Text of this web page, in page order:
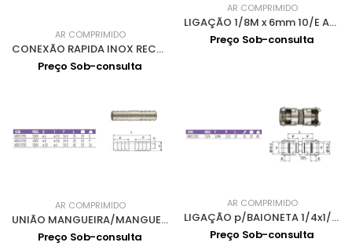
AR COMPRIMIDO
CONEXÃO RAPIDA INOX RECTO 60030
Preço Sob-consulta
AR COMPRIMIDO
LIGAÇÃO 1/8M x 6mm 10/E AS010401
Preço Sob-consulta
AR COMPRIMIDO
UNIÃO MANGUEIRA/MANGUEIRA 06 10/H AS011701
Preço Sob-consulta
AR COMPRIMIDO
LIGAÇÃO p/BAIONETA 1/4x1/4 c/ORELHAS 12/A AH011101
Preço Sob-consulta